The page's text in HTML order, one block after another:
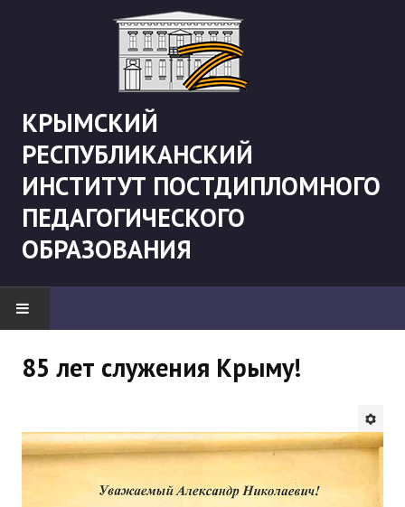
КРЫМСКИЙ
РЕСПУБЛИКАНСКИЙ
ИНСТИТУТ ПОСТДИПЛОМНОГО
ПЕДАГОГИЧЕСКОГО
ОБРАЗОВАНИЯ
Будни института
85 лет служения Крыму!